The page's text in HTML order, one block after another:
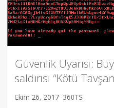
Güvenlik Uyarısı:
saldırısı “Kötü
Ekim 26, 2017 360TS